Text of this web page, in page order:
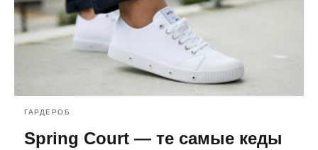
ГАРДЕРОБ
Spring Court — те самые кеды